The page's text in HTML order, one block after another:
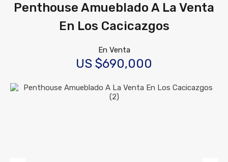
Penthouse Amueblado A La Venta
En Los Cacicazgos
En Venta
US $690,000